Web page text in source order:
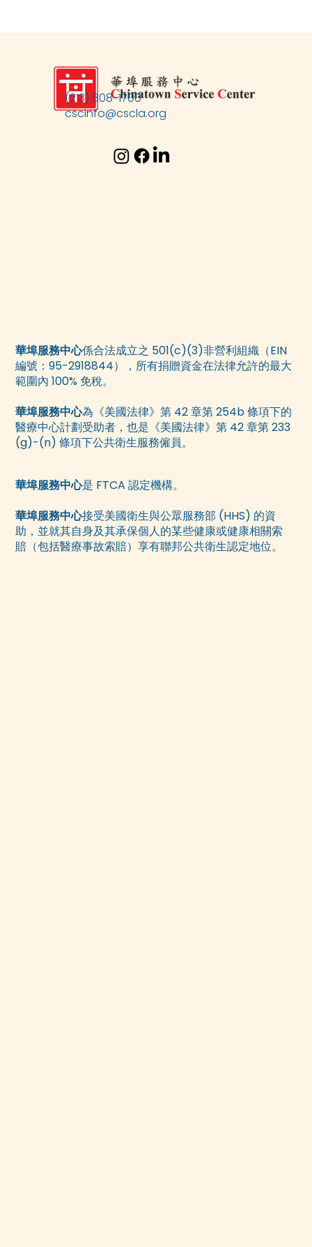
(213) 808-1700
cscinfo@cscla.org
華埠服務中心係合法成立之 501(c)(3)非營利組織（EIN
編號：95-2918844），所有捐贈資金在法律允許的最大
範圍內 100% 免稅。
華埠服務中心為《美國法律》第 42 章第 254b 條項下的
醫療中心計劃受助者，也是《美國法律》第 42 章第 233
(g)-(n) 條項下公共衛生服務僱員。
華埠服務中心是 FTCA 認定機構。
華埠服務中心接受美國衛生與公眾服務部 (HHS) 的資
助，並就其自身及其承保個人的某些健康或健康相關索
賠（包括醫療事故索賠）享有聯邦公共衛生認定地位。